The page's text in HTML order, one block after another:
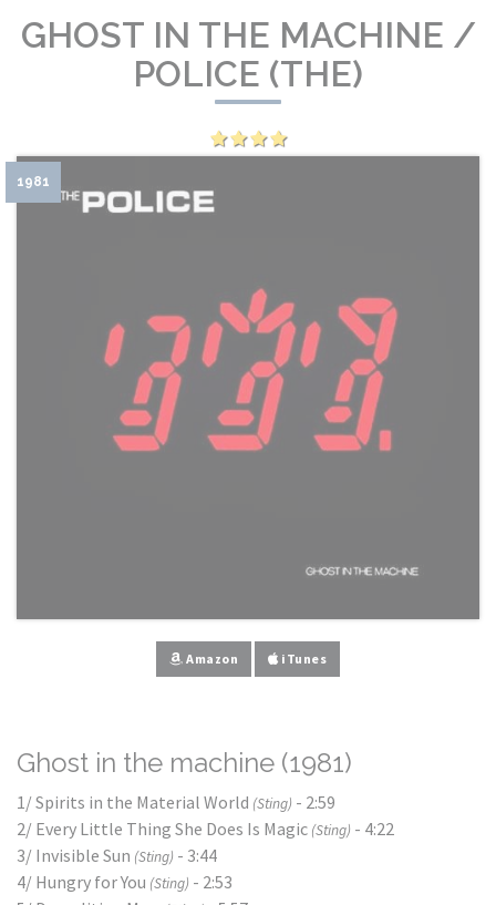
GHOST IN THE MACHINE /
POLICE (THE)
1981
Amazon iTunes
Ghost in the machine (1981)
1/ Spirits in the Material World (Sting) - 2:59
2/ Every Little Thing She Does Is Magic (Sting) - 4:22
3/ Invisible Sun (Sting) - 3:44
4/ Hungry for You (Sting) - 2:53